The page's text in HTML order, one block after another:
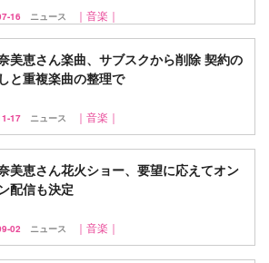
16 ニュース ｜音楽｜
美恵さん楽曲、サブスクから削除 契約の
と重複楽曲の整理で
17 ニュース ｜音楽｜
美恵さん花火ショー、要望に応えてオン
配信も決定
02 ニュース ｜音楽｜